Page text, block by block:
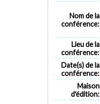
Nom de la
conférence:
Lieu de la
conférence:
Date(s) de la
conférence:
Maison
d'édition: